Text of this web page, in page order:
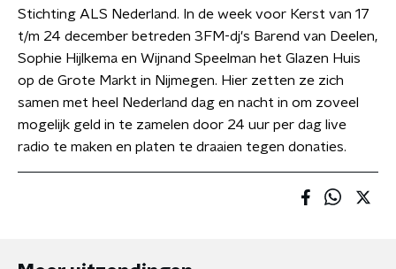
Stichting ALS Nederland. In de week voor Kerst van 17
t/m 24 december betreden 3FM-dj's Barend van Deelen,
Sophie Hijlkema en Wijnand Speelman het Glazen Huis
op de Grote Markt in Nijmegen. Hier zetten ze zich
samen met heel Nederland dag en nacht in om zoveel
mogelijk geld in te zamelen door 24 uur per dag live
radio te maken en platen te draaien tegen donaties.